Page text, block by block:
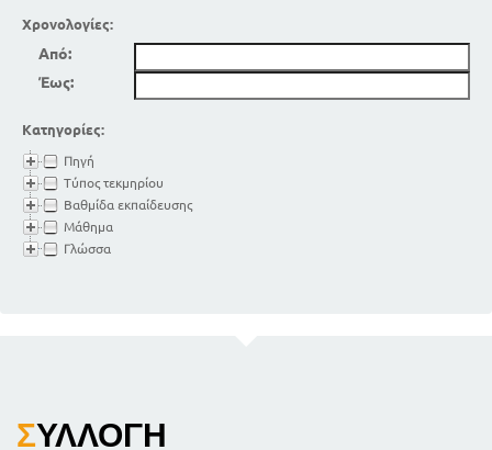
Χρονολογίες:
Από:
Έως:
Κατηγορίες:
Πηγή
Τύπος τεκμηρίου
Βαθμίδα εκπαίδευσης
Μάθημα
Γλώσσα
ΣΥΛΛΟΓΉ